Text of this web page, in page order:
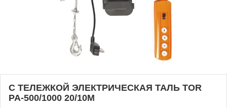
С ТЕЛЕЖКОЙ ЭЛЕКТРИЧЕСКАЯ ТАЛЬ TOR
PA-500/1000 20/10M